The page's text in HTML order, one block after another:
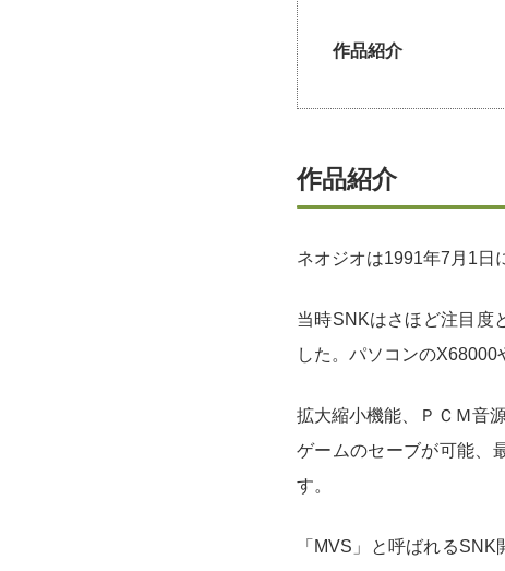
作品紹介
作品紹介
ネオジオは1991年7月1日
当時SNKはさほど注目度
した。パソコンのX68000
拡大縮小機能、ＰＣＭ音
ゲームのセーブが可能、
す。
「MVS」と呼ばれる